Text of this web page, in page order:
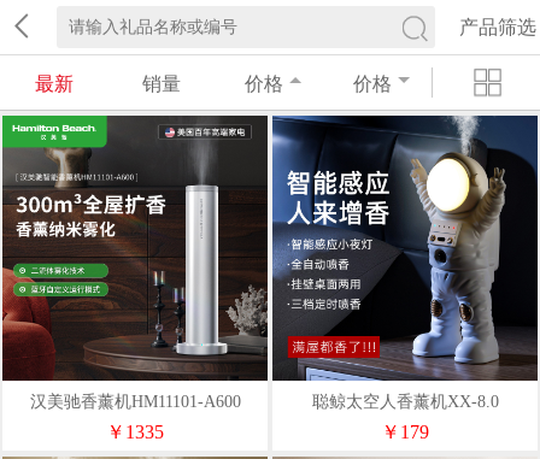
产品筛选
最新 销量 价格 价格
汉美驰香薰机HM11101-A600
￥1335
聪鲸太空人香薰机XX-8.0
￥179